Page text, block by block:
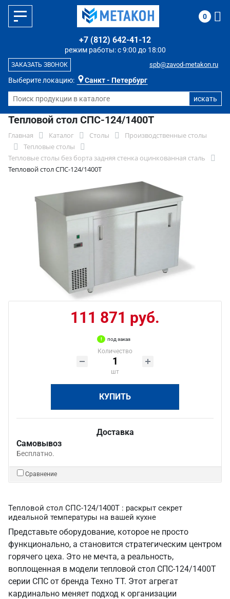
Выберите локацию: Санкт - Петербург
режим работы: с 9:00 до 18:00
+7 (812) 642-41-12
spb@zavod-metakon.ru
ЗАКАЗАТЬ ЗВОНОК
0
Тепловой стол СПС-124/1400Т
Главная Каталог Столы
Производственные столы
Тепловые столы
Тепловые столы без борта задняя стенка оцинкованная сталь
Тепловой стол СПС-124/1400Т
111 871 руб.
под заказ
Количество
шт
КУПИТЬ
Доставка
Самовывоз
Бесплатно.
Сравнение
Тепловой стол СПС-124/1400Т : раскрыт секрет
идеальной температуры на вашей кухне
Представьте оборудование, которое не просто
функционально, а становится стратегическим центром
горячего цеха. Это не мечта, а реальность,
воплощенная в модели тепловой стол СПС-124/1400Т
серии СПС от бренда Техно ТТ. Этот агрегат
кардинально меняет подход к организации